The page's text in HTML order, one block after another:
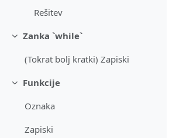
Rešitev
SkrčiZanka `while`
(Tokrat bolj kratki) Zapiski
SkrčiFunkcije
Oznaka
Zapiski